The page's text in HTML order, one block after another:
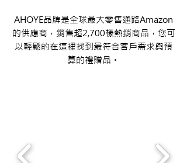
AHOYE品牌是全球最大零售通路Amazon
的供應商，銷售超2,700樣熱銷商品，您可
以輕鬆的在這裡找到最符合客戶需求與預
算的禮贈品。